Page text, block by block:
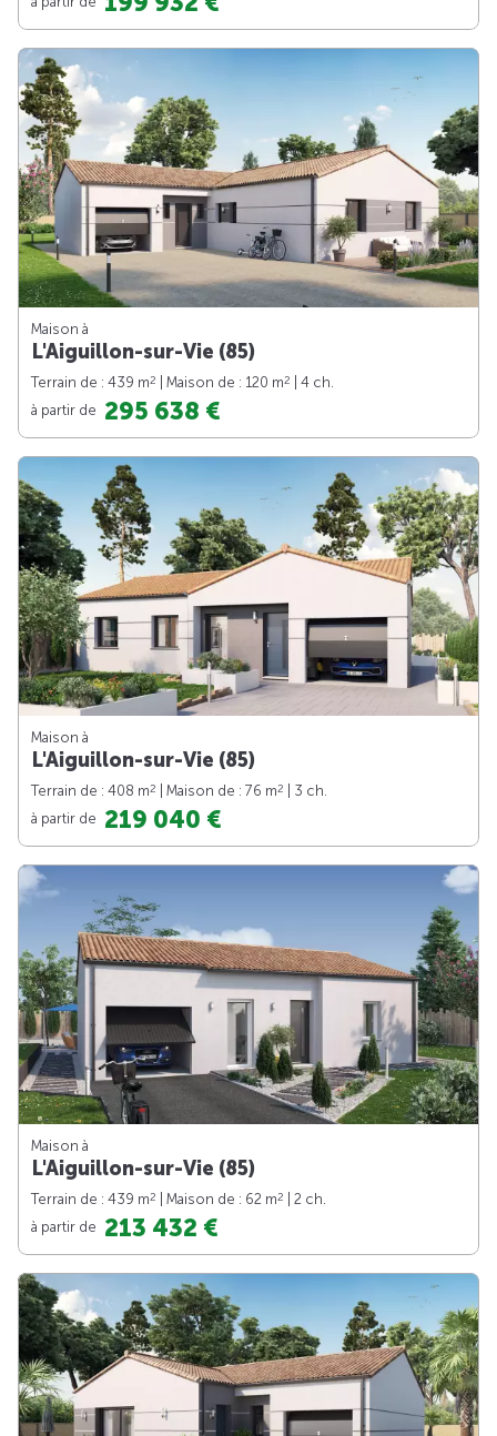
Maison à
L'Aiguillon-sur-Vie (85)
Terrain de : 439 m2 | Maison de : 120 m2
| 4 ch.
à partir de 295 638 €
Maison à
L'Aiguillon-sur-Vie (85)
Terrain de : 408 m2 | Maison de : 76 m2
| 3 ch.
à partir de 219 040 €
Maison à
L'Aiguillon-sur-Vie (85)
Terrain de : 439 m2 | Maison de : 62 m2
| 2 ch.
à partir de 213 432 €